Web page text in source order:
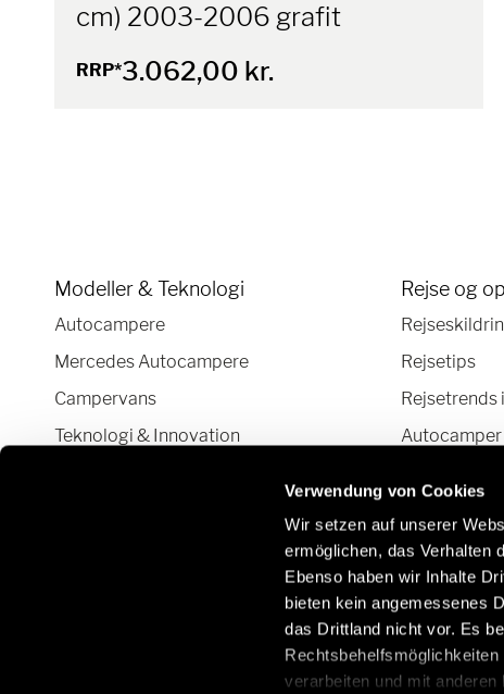
Verwendung von Cookies
Wir setzen auf unserer
ermöglichen, das Verhalten
Ebenso haben wir Inhalte
bieten kein angemessenes
das Drittland nicht vor. Es
verarbeiten und mit
cm) 2003-2006 grafit
RRP*3.062,00 kr.
Modeller & Teknologi
Autocampere
Mercedes Autocampere
Campervans
Teknologi & Innovation
Rejse og
Rejsetips
Rejsetrends
Få
/dk/